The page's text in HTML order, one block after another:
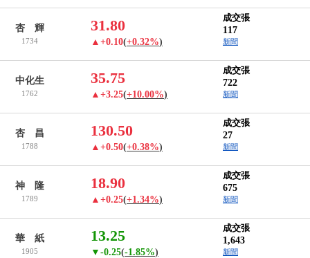
杏 輝
1734
31.80
▲+0.10(+0.32%)
成交張
117
新聞
中化生
1762
35.75
▲+3.25(+10.00%)
成交張
722
新聞
杏 昌
1788
130.50
▲+0.50(+0.38%)
成交張
27
新聞
神 隆
1789
18.90
▲+0.25(+1.34%)
成交張
675
新聞
華 紙
1905
13.25
▼-0.25(-1.85%)
成交張
1,643
新聞